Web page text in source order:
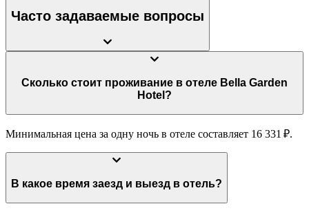
Часто задаваемые вопросы
Сколько стоит проживание в отеле Bella Garden
Hotel?
Минимальная цена за одну ночь в отеле составляет 16 331 ₽.
В какое время заезд и выезд в отель?